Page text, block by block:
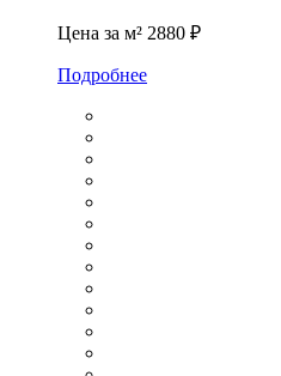
Цена за м² 2880 ₽
Подробнее